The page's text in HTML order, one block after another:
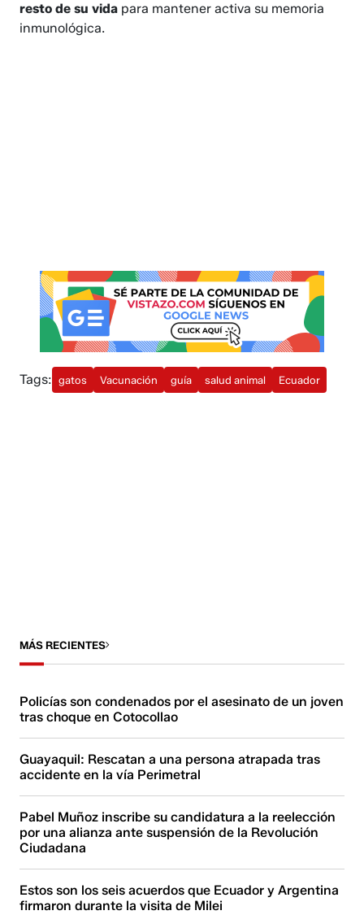
resto de su vida para mantener activa su memoria
inmunológica.
Tags: gatos Vacunación guía salud animal Ecuador
MÁS RECIENTES
Policías son condenados por el asesinato de un joven
tras choque en Cotocollao
Guayaquil: Rescatan a una persona atrapada tras
accidente en la vía Perimetral
Pabel Muñoz inscribe su candidatura a la reelección
por una alianza ante suspensión de la Revolución
Ciudadana
Estos son los seis acuerdos que Ecuador y Argentina
firmaron durante la visita de Milei